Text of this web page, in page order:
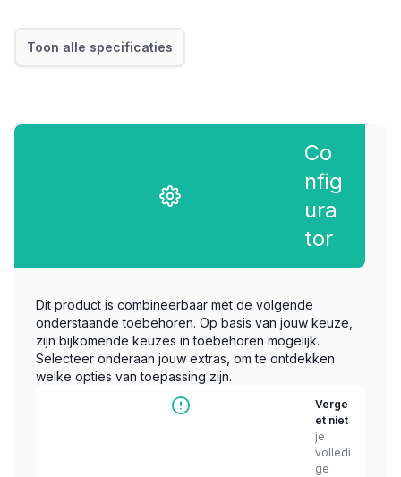
Toon alle specificaties
Co
nfig
ura
tor
Dit product is combineerbaar met de volgende
onderstaande toebehoren. Op basis van jouw keuze,
zijn bijkomende keuzes in toebehoren mogelijk.
Selecteer onderaan jouw extras, om te ontdekken
welke opties van toepassing zijn.
Verge
et niet
je
volledi
ge